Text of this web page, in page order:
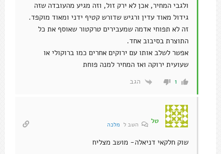
ולגבי המחיר, אכן לא ירק זול, וזה מגיע מהעובדה שזה
גידול מאוד עדין ורגיש שדורש קטיף ידני ומאוד מוקפד.
זה לא תפוחי אדמה שמעבירים טרקטור שאוסף את כל
התוצרת בסיבוב אחד.
אפשר לשלב אותו עם ירוקים אחרים כמו ברוקולי או
שעועית ירוקה ואז המחיר למנה פוחת
1 הגב
טל השב למלכה
שוק חלקאי דניאלה- מושב מצליח